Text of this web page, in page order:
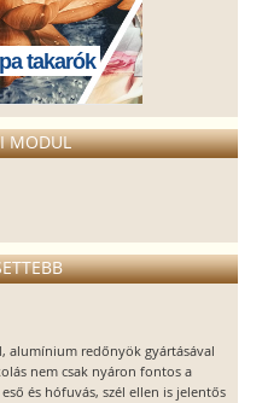
takarók
MODUL
alumínium redőnyök gyártásával
nem csak nyáron fontos a
és hófuvás, szél ellen is jelentős